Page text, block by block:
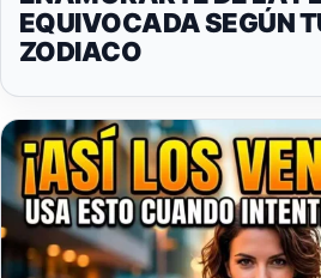
EQUIVOCADA SEGÚN
ZODIACO